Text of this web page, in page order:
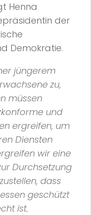
Henna
der
Demokratie.
jüngerem
zu,
müssen
und
ergreifen, um
Diensten
wir eine
Durchsetzung
dass
geschützt
ist.